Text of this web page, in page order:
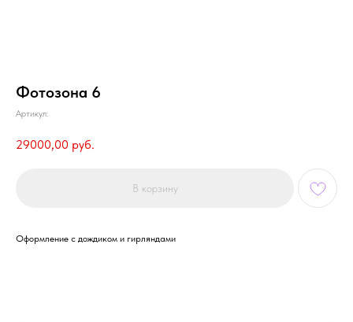
Фотозона 6
Артикул:
29000,00 руб.
В корзину
Оформление с дождиком и гирляндами